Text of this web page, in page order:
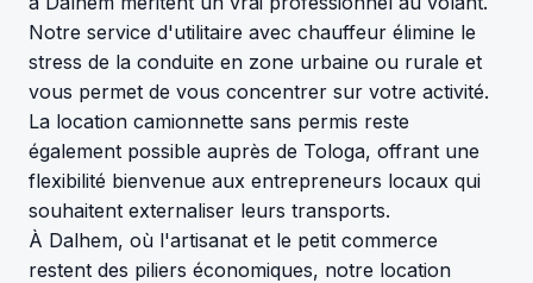
Notre service d'utilitaire avec chauffeur élimine le
stress de la conduite en zone urbaine ou rurale et
vous permet de vous concentrer sur votre activité.
La location camionnette sans permis reste
également possible auprès de Tologa, offrant une
flexibilité bienvenue aux entrepreneurs locaux qui
souhaitent externaliser leurs transports.
À Dalhem, où l'artisanat et le petit commerce
restent des piliers économiques, notre location